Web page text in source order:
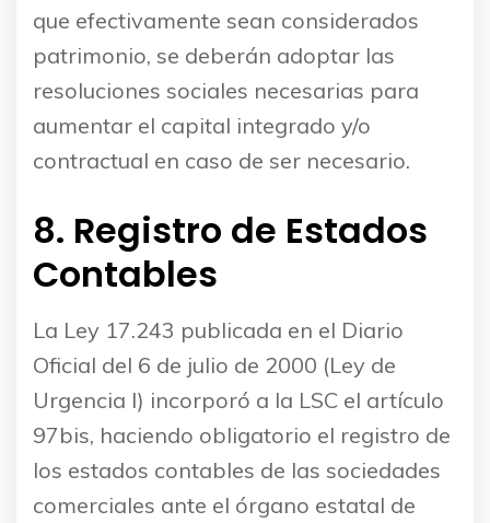
que efectivamente sean considerados
patrimonio, se deberán adoptar las
resoluciones sociales necesarias para
aumentar el capital integrado y/o
contractual en caso de ser necesario.
8. Registro de Estados
Contables
La Ley 17.243 publicada en el Diario
Oficial del 6 de julio de 2000 (Ley de
Urgencia I) incorporó a la LSC el artículo
97bis, haciendo obligatorio el registro de
los estados contables de las sociedades
comerciales ante el órgano estatal de